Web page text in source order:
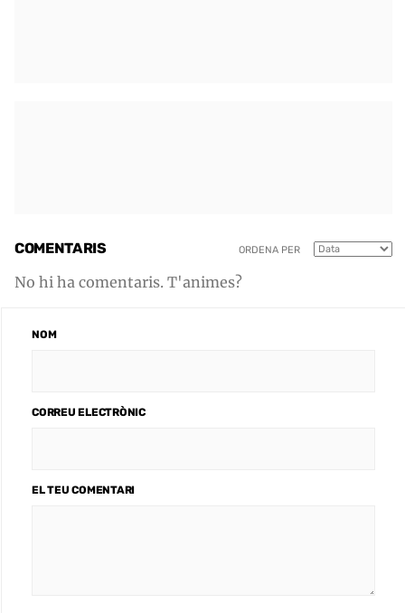
COMENTARIS ORDENA PER
No hi ha comentaris. T'animes?
NOM
CORREU ELECTRÒNIC
EL TEU COMENTARI